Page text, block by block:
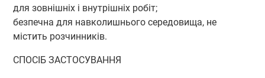
для зовнішніх і внутрішніх робіт;
безпечна для навколишнього середовища, не
містить розчинників.
СПОСІБ ЗАСТОСУВАННЯ